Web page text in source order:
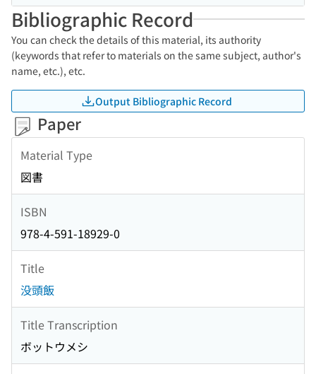
Bibliographic Record
You can check the details of this material, its authority
(keywords that refer to materials on the same subject, author's
name, etc.), etc.
Output Bibliographic Record
Paper
Material Type
図書
ISBN
978-4-591-18929-0
Title
没頭飯
Title Transcription
ボットウメシ